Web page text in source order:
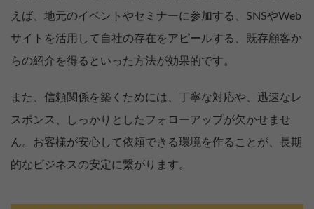
えば、地元のイベントやセミナーに参加する、SNSやWeb
サイトを活用して自社の存在をアピールする、既存顧客か
らの紹介を得るといった方法が効果的です。
また、信頼関係を築くためには、丁寧な対応や、迅速なレ
スポンス、しっかりとしたフォローアップが欠かせませ
ん。お客様が安心して依頼できる環境を作ることが、長期
的なビジネスの安定に繋がります。